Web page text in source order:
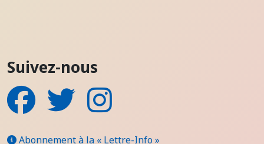
Suivez-nous
FacebookTwitter Instagram
Abonnement à la « Lettre-Info »